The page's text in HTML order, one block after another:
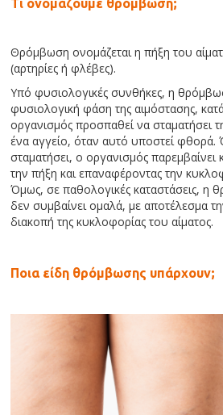
Τι ονομάζουμε θρόμβωση;
Θρόμβωση ονομάζεται η πήξη του
(αρτηρίες ή φλέβες).
Υπό φυσιολογικές συνθήκες, η
φυσιολογική φάση της αιμόστασης,
οργανισμός προσπαθεί να σταματήσει
ένα αγγείο, όταν αυτό υποστεί φθορά.
σταματήσει, ο οργανισμός παρεμβαίνει
την πήξη και επαναφέροντας την
Όμως, σε παθολογικές καταστάσεις, η
δεν συμβαίνει ομαλά, με αποτέλεσμα
διακοπή της κυκλοφορίας του αίματος.
Ποια είδη θρόμβωσης υπάρχουν;